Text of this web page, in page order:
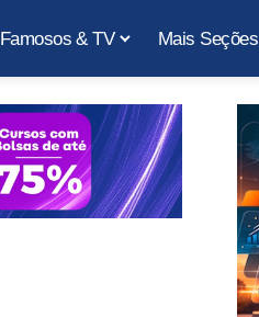
Famosos & TV Mais Seções